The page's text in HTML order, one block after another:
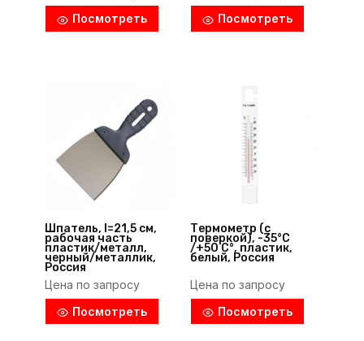
Посмотреть
Посмотреть
Шпатель, l=21,5 см,
рабочая часть
пластик/металл,
черный/металлик,
Россия
Цена по запросу
Посмотреть
Термометр (с
поверкой), -35°C
/+50 С°, пластик,
белый, Россия
Цена по запросу
Посмотреть